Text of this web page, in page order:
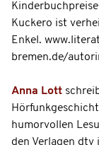
Kuckero ist
Enkel.
bremen.de/
Anna Lott
humorvollen
den Verlagen dtv